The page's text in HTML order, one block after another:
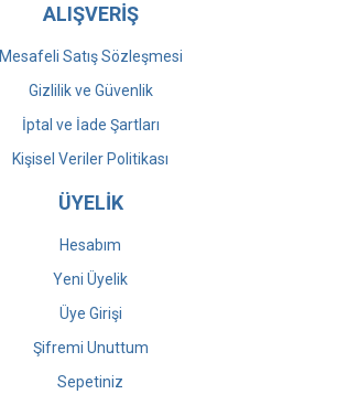
ALIŞVERİŞ
Mesafeli Satış Sözleşmesi
Gizlilik ve Güvenlik
İptal ve İade Şartları
Kişisel Veriler Politikası
ÜYELİK
Hesabım
Yeni Üyelik
Üye Girişi
Şifremi Unuttum
Sepetiniz